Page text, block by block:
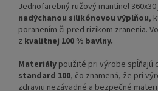
Jednofarebný ružový mantinel
nadýchanou silikónovou výplňou,
poranením či pred rizikom zranenia.
z kvalitnej 100 % bavlny.
Materiály použité pri výrobe spĺňajú
standard 100, čo znamená, že pri
zdraviu nezávadné a bezpečné